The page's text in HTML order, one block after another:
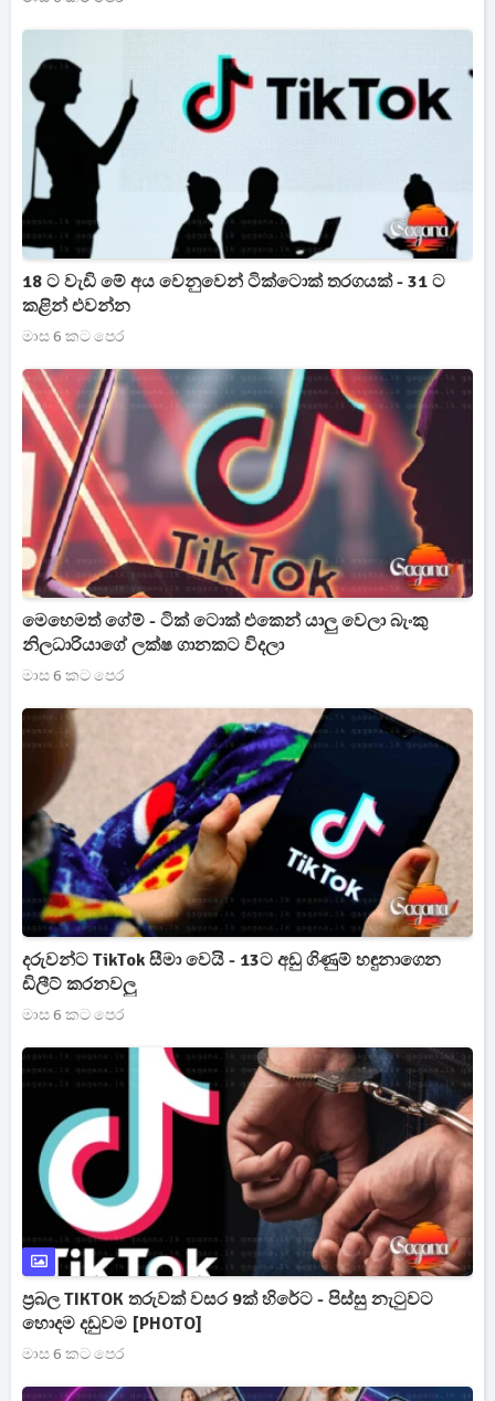
18 ට වැඩි මේ අය වෙනුවෙන් ටික්ටොක් තරගයක් - 31 ට
කළින් එවන්න
මාස 6 කට පෙර
මෙහෙමත් ගේම් - ටික් ටොක් එකෙන් යාලු වෙලා බැංකු
නිලධාරියාගේ ලක්ෂ ගානකට විදලා
මාස 6 කට පෙර
දරුවන්ට TikTok සීමා වෙයි - 13ට අඩු ගිණුම් හඳුනාගෙන
ඩිලීට් කරනවලු
මාස 6 කට පෙර
ප්‍රබල TIKTOK තරුවක් වසර 9ක් හිරේට - පිස්සු නැටුවට
හොදම දඩුවම [PHOTO]
මාස 6 කට පෙර